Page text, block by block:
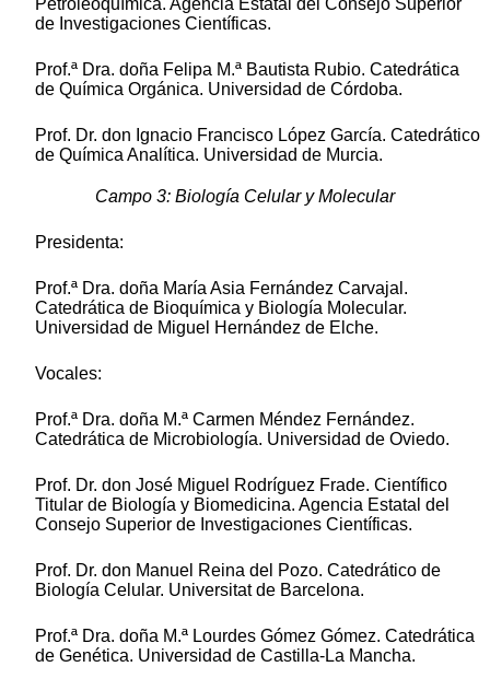
de Investigaciones Científicas.
Prof.ª Dra. doña Felipa M.ª Bautista Rubio. Catedrática
de Química Orgánica. Universidad de Córdoba.
Prof. Dr. don Ignacio Francisco López García. Catedrático
de Química Analítica. Universidad de Murcia.
Campo 3: Biología Celular y Molecular
Presidenta:
Prof.ª Dra. doña María Asia Fernández Carvajal.
Catedrática de Bioquímica y Biología Molecular.
Universidad de Miguel Hernández de Elche.
Vocales:
Prof.ª Dra. doña M.ª Carmen Méndez Fernández.
Catedrática de Microbiología. Universidad de Oviedo.
Prof. Dr. don José Miguel Rodríguez Frade. Científico
Titular de Biología y Biomedicina. Agencia Estatal del
Consejo Superior de Investigaciones Científicas.
Prof. Dr. don Manuel Reina del Pozo. Catedrático de
Biología Celular. Universitat de Barcelona.
Prof.ª Dra. doña M.ª Lourdes Gómez Gómez. Catedrática
de Genética. Universidad de Castilla-La Mancha.